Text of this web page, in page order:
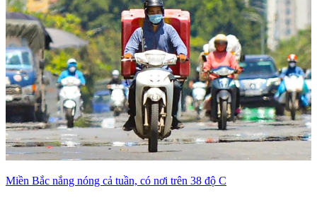
Miền Bắc nắng nóng cả tuần, có nơi trên 38 độ C